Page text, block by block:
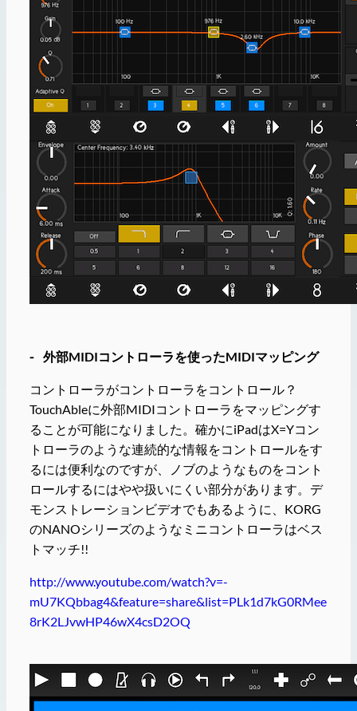
⁃ 外部MIDIコントローラを使ったMIDIマッピング
コントローラがコントローラをコントロール？
TouchAbleに外部MIDIコントローラをマッピングす
ることが可能になりました。確かにiPadはX=Yコン
トローラのような連続的な情報をコントロールをす
るには便利なのですが、ノブのようなものをコント
ロールするにはやや扱いにくい部分があります。デ
モンストレーションビデオでもあるように、KORG
のNANOシリーズのようなミニコントローラはベス
トマッチ!!
http://www.youtube.com/watch?v=-
mU7KQbbag4&feature=share&list=PLk1d7kG0RMee
8rK2LJvwHP46wX4csD2OQ